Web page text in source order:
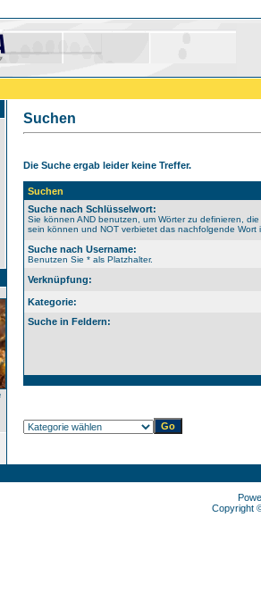
Suchen
Die Suche ergab leider keine Treffer.
Suchen
Suche nach Schlüsselwort:
Sie können AND benutzen, um Wörter zu definieren,
sein können und NOT verbietet das nachfolgende Wort
Suche nach Username:
Benutzen Sie * als Platzhalter.
Verknüpfung:
Kategorie:
Suche in Feldern:
Copyright